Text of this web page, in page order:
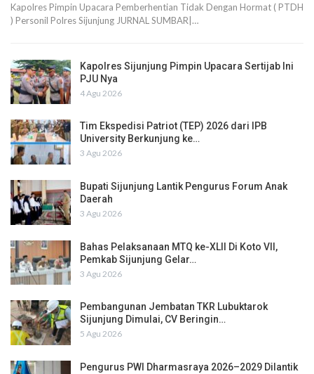
Kapolres Pimpin Upacara Pemberhentian Tidak Dengan Hormat ( PTDH
) Personil Polres Sijunjung JURNAL SUMBAR|…
Kapolres Sijunjung Pimpin Upacara Sertijab Ini
PJU Nya
4 Agu 2026
Tim Ekspedisi Patriot (TEP) 2026 dari IPB
University Berkunjung ke…
3 Agu 2026
Bupati Sijunjung Lantik Pengurus Forum Anak
Daerah
3 Agu 2026
Bahas Pelaksanaan MTQ ke-XLII Di Koto VII,
Pemkab Sijunjung Gelar…
3 Agu 2026
Pembangunan Jembatan TKR Lubuktarok
Sijunjung Dimulai, CV Beringin…
5 Agu 2026
Pengurus PWI Dharmasraya 2026–2029 Dilantik